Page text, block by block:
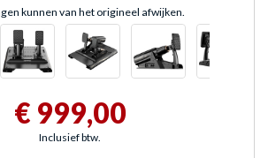
kunnen van het origineel afwijken.
€ 999,00
Inclusief btw.